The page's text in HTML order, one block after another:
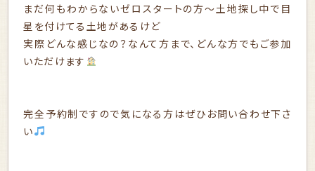
まだ何もわからないゼロスタートの方～土地探し中で目
星を付けてる土地があるけど
実際どんな感じなの？なんて方まで、どんな方でもご参加
いただけます
完全予約制ですので気になる方はぜひお問い合わせ下さ
い